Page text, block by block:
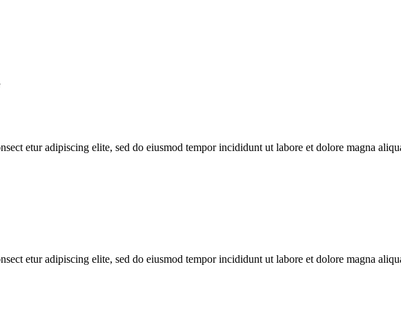
etur adipiscing elite, sed do eiusmod tempor incididunt ut labore et dolore magna
etur adipiscing elite, sed do eiusmod tempor incididunt ut labore et dolore magna